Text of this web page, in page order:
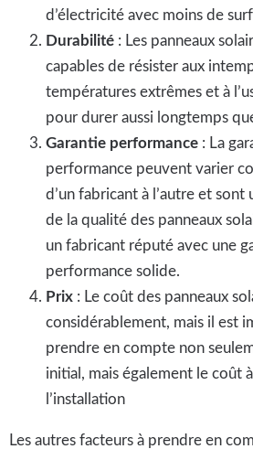
d’électricité avec moins de
Durabilité: Les panneaux
capables de résister aux
températures extrêmes et à
pour durer aussi longtemps
Garantie performance: La
performance peuvent varier
d’un fabricant à l’autre et
de la qualité des panneaux
un fabricant réputé avec une
performance solide.
Prix: Le coût des panneaux
considérablement, mais il est
prendre en compte non
initial, mais également le coût
l’installation
Les autres facteurs à prendre en